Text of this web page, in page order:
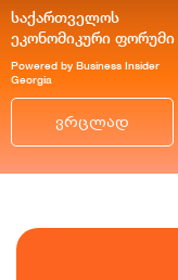
საქართველოს
ეკონომიკური ფორუმი
Powered by Business Insider
Georgia
ვრცლად